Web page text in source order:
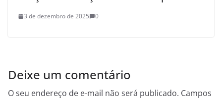
3 de dezembro de 2025 0
Deixe um comentário
O seu endereço de e-mail não será publicado. Campos